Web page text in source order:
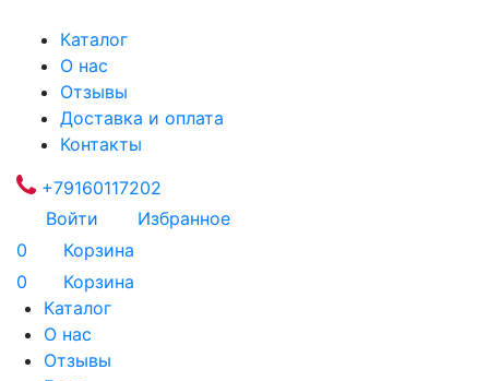
Каталог
О нас
Отзывы
Доставка и оплата
Контакты
+79160117202
Войти
Избранное
0
Корзина
0
Корзина
Каталог
О нас
Отзывы